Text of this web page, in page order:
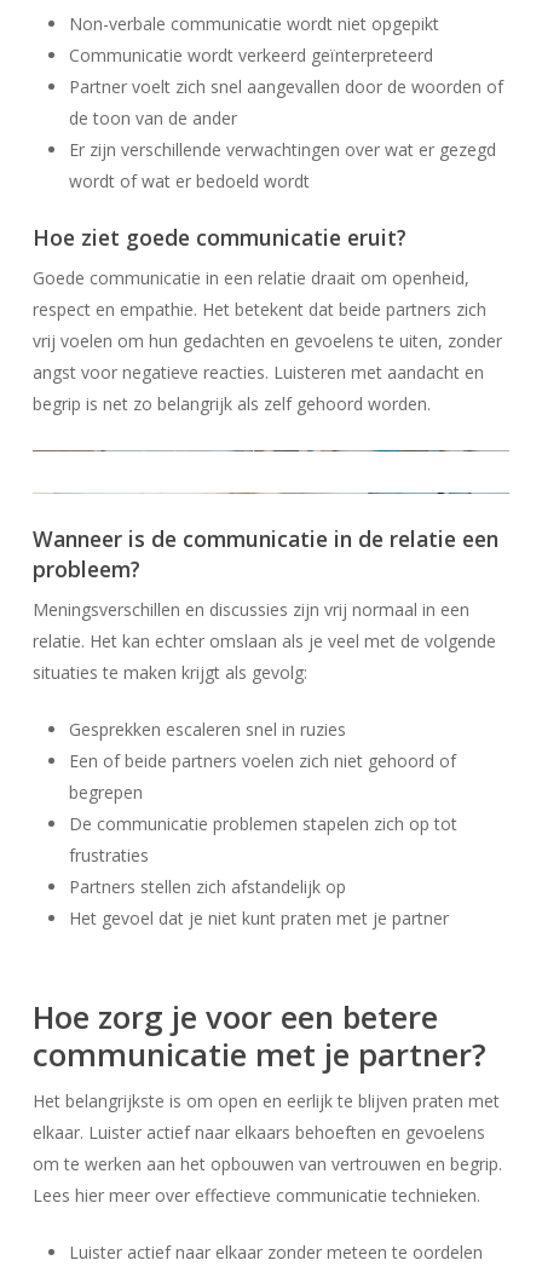
Non-verbale communicatie wordt niet opgepikt
Communicatie wordt verkeerd geïnterpreteerd
Partner voelt zich snel aangevallen door de woorden of
de toon van de ander
Er zijn verschillende verwachtingen over wat er gezegd
wordt of wat er bedoeld wordt
Hoe ziet goede communicatie eruit?
Goede communicatie in een relatie draait om openheid,
respect en empathie. Het betekent dat beide partners zich
vrij voelen om hun gedachten en gevoelens te uiten, zonder
angst voor negatieve reacties. Luisteren met aandacht en
begrip is net zo belangrijk als zelf gehoord worden.
Wanneer is de communicatie in de relatie een
probleem?
Meningsverschillen en discussies zijn vrij normaal in een
relatie. Het kan echter omslaan als je veel met de volgende
situaties te maken krijgt als gevolg:
Gesprekken escaleren snel in ruzies
Een of beide partners voelen zich niet gehoord of
begrepen
De communicatie problemen stapelen zich op tot
frustraties
Partners stellen zich afstandelijk op
Het gevoel dat je niet kunt praten met je partner
Hoe zorg je voor een betere
communicatie met je partner?
Het belangrijkste is om open en eerlijk te blijven praten met
elkaar. Luister actief naar elkaars behoeften en gevoelens
om te werken aan het opbouwen van vertrouwen en begrip.
Lees hier meer over effectieve communicatie technieken.
Luister actief naar elkaar zonder meteen te oordelen